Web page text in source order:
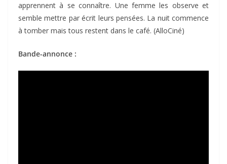
apprennent à se connaître. Une femme les observe et
semble mettre par écrit leurs pensées. La nuit commence
à tomber mais tous restent dans le café. (AlloCiné)
Bande-annonce :